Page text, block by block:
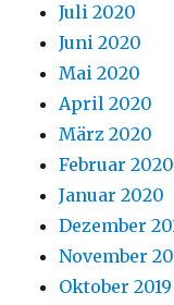
Juli 2020
Juni 2020
Mai 2020
April 2020
März 2020
Februar 2020
Januar 2020
Dezember
November
Oktober 2019